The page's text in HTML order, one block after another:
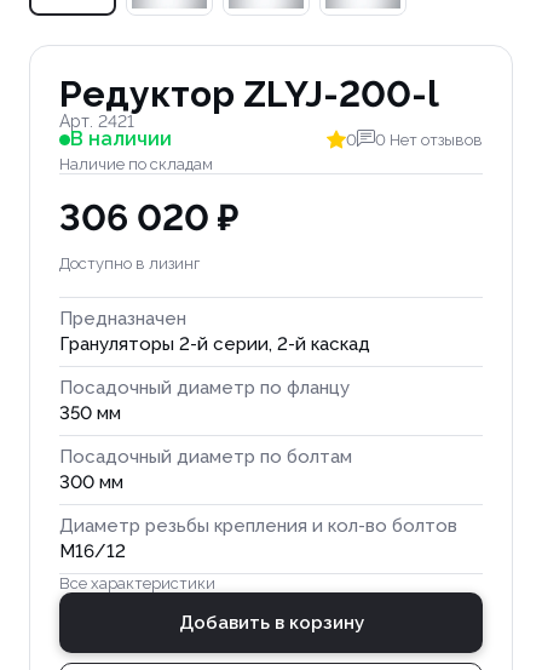
Редуктор ZLYJ-200-l
Арт. 2421
В наличии
Наличие по складам
0 0 Нет отзывов
306 020 ₽
Доступно в лизинг
Предназначен
Грануляторы 2-й серии, 2-й каскад
Посадочный диаметр по фланцу
350 мм
Посадочный диаметр по болтам
300 мм
Диаметр резьбы крепления и кол-во болтов
М16/12
Все характеристики
Добавить в корзину